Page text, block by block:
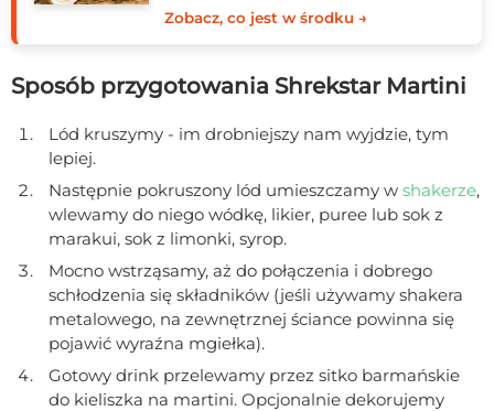
Zobacz, co jest w środku →
Sposób przygotowania Shrekstar Martini
Lód kruszymy - im drobniejszy nam wyjdzie, tym
lepiej.
Następnie pokruszony lód umieszczamy w shakerze,
wlewamy do niego wódkę, likier, puree lub sok z
marakui, sok z limonki, syrop.
Mocno wstrząsamy, aż do połączenia i dobrego
schłodzenia się składników (jeśli używamy shakera
metalowego, na zewnętrznej ściance powinna się
pojawić wyraźna mgiełka).
Gotowy drink przelewamy przez sitko barmańskie
do kieliszka na martini. Opcjonalnie dekorujemy